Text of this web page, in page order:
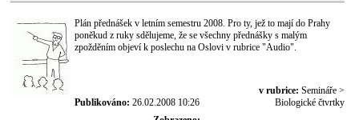
Plán přednášek v letním semestru 2008. Pro ty, jež to mají do Prahy
poněkud z ruky sdělujeme, že se všechny přednášky s malým
zpožděním objeví k poslechu na Oslovi v rubrice "Audio".
Publikováno: 26.02.2008 10:26
v rubrice: Semináře >
Biologické čtvrtky